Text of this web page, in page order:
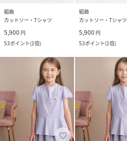
組曲
カットソー・Tシャツ
5,900 円
53ポイント(1倍)
組曲
カットソー・Tシャツ
5,900 円
53ポイント(1倍)